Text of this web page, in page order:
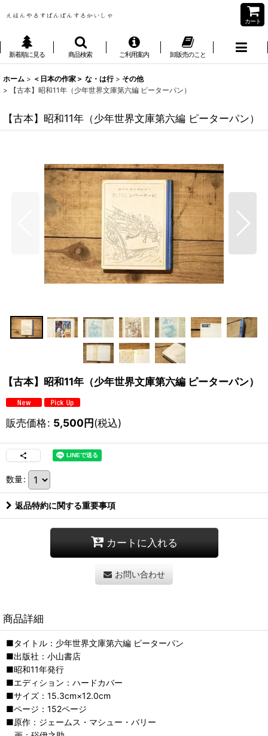
カート
新着順に見る 商品検索 ご利用案内 卸販売のこと
ホーム > ＜日本の作家＞ な・は行 > その他
>
【古本】昭和11年（少年世界文庫第六編 ピーターパン）
【古本】昭和11年（少年世界文庫第六編 ピーターパン）
【古本】昭和11年（少年世界文庫第六編 ピーターパン）
販売価格: 5,500円(税込)
数量:
返品特約に関する重要事項
カートに入れる
お問い合わせ
商品詳細
■タイトル：少年世界文庫第六編 ピーターパン
■出版社：小山書店
■昭和11年発行
■エディション：ハードカバー
■サイズ：15.3cm×12.0cm
■ページ：152ページ
■原作：ジェームス・マシュー・バリー